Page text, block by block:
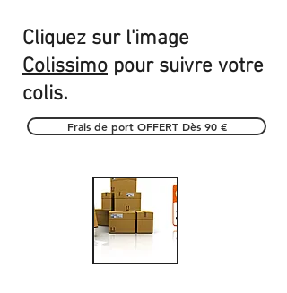
Cliquez sur l'image
Colissimo pour suivre votre
colis.
Frais de port OFFERT Dès 90 €